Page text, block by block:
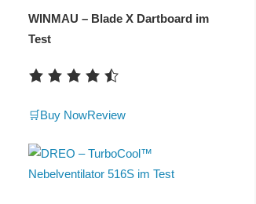
WINMAU – Blade X Dartboard im
Test
🛒Buy NowReview